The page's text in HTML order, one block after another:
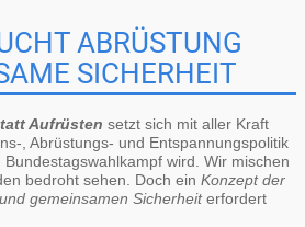
ABRÜSTUNG
SICHERHEIT
Aufrüsten setzt sich mit aller Kraft
, Abrüstungs- und Entspannungspolitik
wird. Wir mischen
bedroht sehen. Doch ein Konzept der
gemeinsamen Sicherheiterfordert